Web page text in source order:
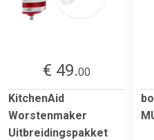
€ 49.00
KitchenAid
Worstenmaker
Uitbreidingspakket